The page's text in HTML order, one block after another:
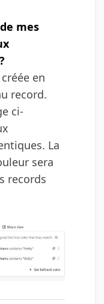
mes
en
record.
ci-
La
sera
records